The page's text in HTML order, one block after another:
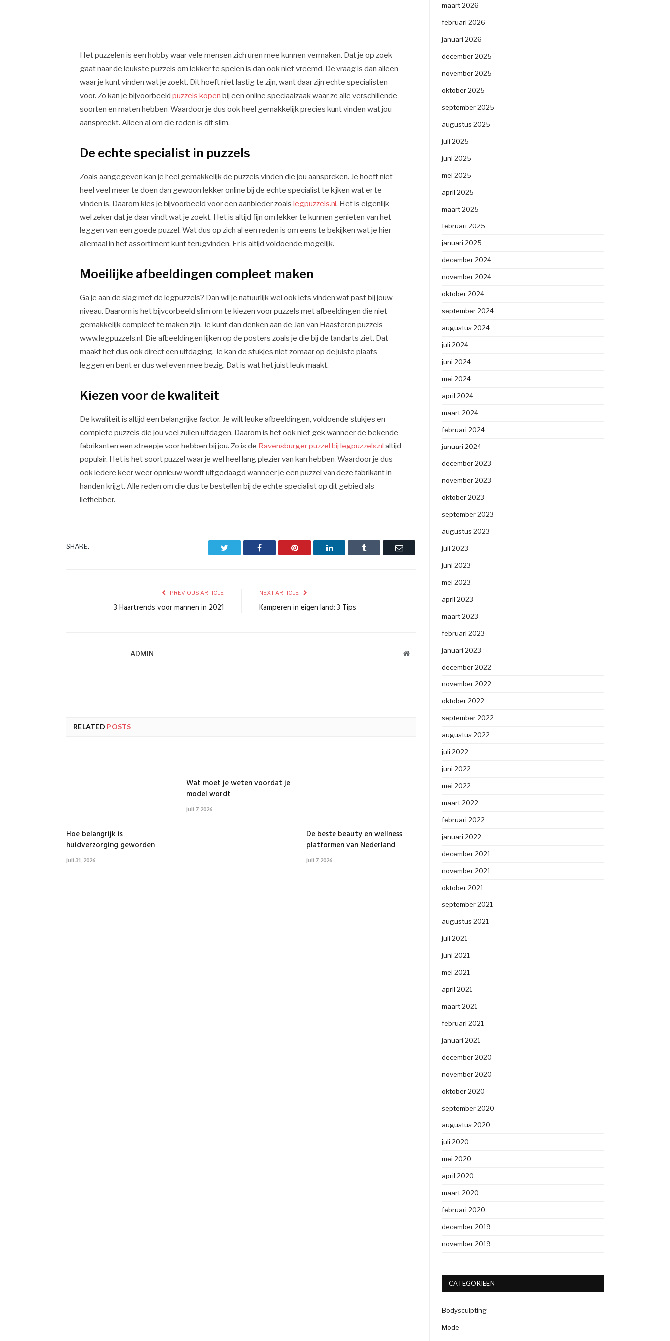
Het puzzelen is een hobby waar vele mensen zich uren mee kunnen vermaken. Dat je op zoek
gaat naar de leukste puzzels om lekker te spelen is dan ook niet vreemd. De vraag is dan alleen
waar je kunt vinden wat je zoekt. Dit hoeft niet lastig te zijn, want daar zijn echte specialisten
voor. Zo kan je bijvoorbeeldpuzzels kopen bij een online speciaalzaak waar ze alle verschillende
soorten en maten hebben. Waardoor je dus ook heel gemakkelijk precies kunt vinden wat jou
aanspreekt. Alleen al om die reden is dit slim.
De echte specialist in puzzels
Zoals aangegeven kan je heel gemakkelijk de puzzels vinden die jou aanspreken. Je hoeft niet
heel veel meer te doen dan gewoon lekker online bij de echte specialist te kijken wat er te
vinden is. Daarom kies je bijvoorbeeld voor een aanbieder zoalslegpuzzels.nl. Het is eigenlijk
wel zeker dat je daar vindt wat je zoekt. Het is altijd fijn om lekker te kunnen genieten van het
leggen van een goede puzzel. Wat dus op zich al een reden is om eens te bekijken wat je hier
allemaal in het assortiment kunt terugvinden. Er is altijd voldoende mogelijk.
Moeilijke afbeeldingen compleet maken
Ga je aan de slag met de legpuzzels? Dan wil je natuurlijk wel ook iets vinden wat past bij jouw
niveau. Daarom is het bijvoorbeeld slim om te kiezen voor puzzels met afbeeldingen die niet
gemakkelijk compleet te maken zijn. Je kunt dan denken aan de Jan van Haasteren puzzels
www.legpuzzels.nl. Die afbeeldingen lijken op de posters zoals je die bij de tandarts ziet. Dat
maakt het dus ook direct een uitdaging. Je kan de stukjes niet zomaar op de juiste plaats
leggen en bent er dus wel even mee bezig. Dat is wat het juist leuk maakt.
Kiezen voor de kwaliteit
De kwaliteit is altijd een belangrijke factor. Je wilt leuke afbeeldingen, voldoende stukjes en
complete puzzels die jou veel zullen uitdagen. Daarom is het ook niet gek wanneer de bekende
fabrikanten een streepje voor hebben bij jou. Zo is de Ravensburger puzzel bij legpuzzels.nl altijd
populair. Het is het soort puzzel waar je wel heel lang plezier van kan hebben. Waardoor je dus
ook iedere keer weer opnieuw wordt uitgedaagd wanneer je een puzzel van deze fabrikant in
handen krijgt. Alle reden om die dus te bestellen bij de echte specialist op dit gebied als
liefhebber.
SHARE. Facebook Pinterest LinkedIn Tumblr Email
PREVIOUS ARTICLE
3 Haartrends voor mannen in 2021
NEXT ARTICLE
Kamperen in eigen land: 3 Tips
ADMIN Website
RELATED POSTS
Hoe belangrijk is
huidverzorging geworden
juli 31, 2026
Wat moet je weten voordat je
model wordt
juli 7, 2026
De beste beauty en wellness
platformen van Nederland
juli 7, 2026
maart 2026
februari 2026
januari 2026
december 2025
november 2025
oktober 2025
september 2025
augustus 2025
juli 2025
juni 2025
mei 2025
april 2025
maart 2025
februari 2025
januari 2025
december 2024
november 2024
oktober 2024
september 2024
augustus 2024
juli 2024
juni 2024
mei 2024
april 2024
maart 2024
februari 2024
januari 2024
december 2023
november 2023
oktober 2023
september 2023
augustus 2023
juli 2023
juni 2023
mei 2023
april 2023
maart 2023
februari 2023
januari 2023
december 2022
november 2022
oktober 2022
september 2022
augustus 2022
juli 2022
juni 2022
mei 2022
maart 2022
februari 2022
januari 2022
december 2021
november 2021
oktober 2021
september 2021
augustus 2021
juli 2021
juni 2021
mei 2021
april 2021
maart 2021
februari 2021
januari 2021
december 2020
november 2020
oktober 2020
september 2020
augustus 2020
juli 2020
mei 2020
april 2020
maart 2020
februari 2020
december 2019
november 2019
CATEGORIEËN
Bodysculpting
Mode